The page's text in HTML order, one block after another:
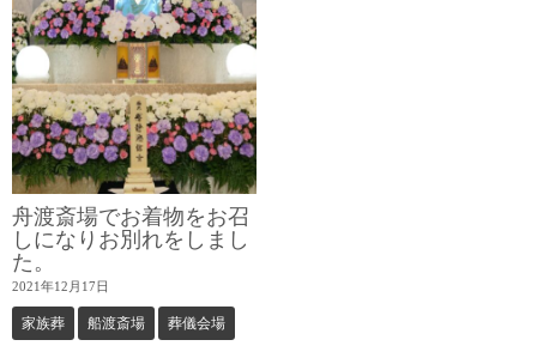
舟渡斎場でお着物をお召
しになりお別れをしまし
た。
2021年12月17日
家族葬 船渡斎場 葬儀会場